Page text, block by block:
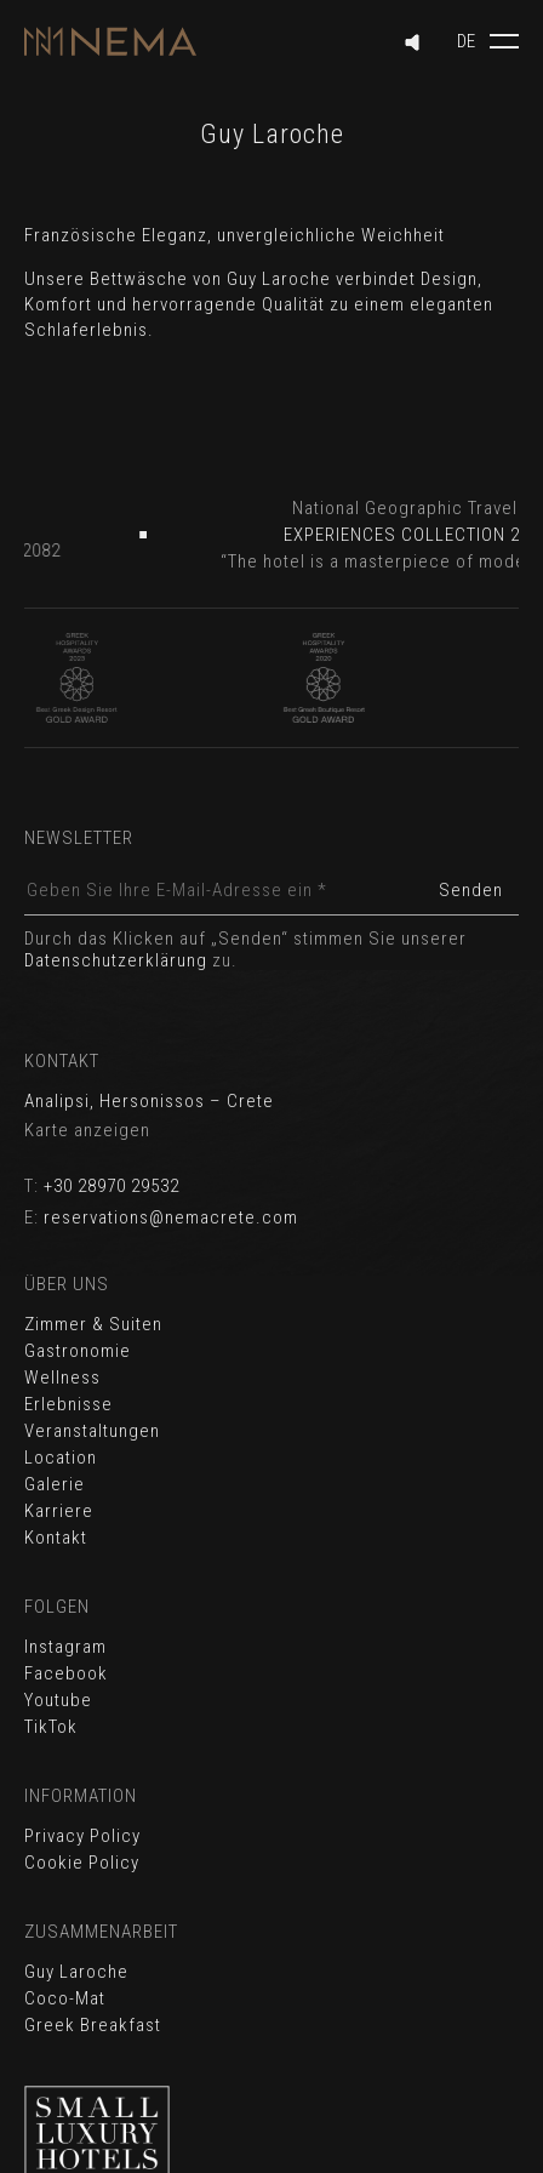
KONTAKT
VERANSTALTUNGEN
GALERIE
Guy Laroche
Französische Eleganz, unvergleichliche Weichheit
Unsere Bettwäsche von Guy Laroche verbindet Design,
Komfort und hervorragende Qualität zu einem eleganten
Schlaferlebnis.
- 2082
National Geographic
EXPERIENCES COLLECTION
“The hotel is a masterpiece of
KONTAKT
Analipsi, Hersonissos – Crete
Karte anzeigen
T: +30 28970 29532
E: reservations@nemacrete.com
ÜBER UNS
Zimmer & Suiten
Gastronomie
Wellness
Erlebnisse
Veranstaltungen
Location
Galerie
Karriere
Kontakt
FOLGEN
Instagram
Facebook
Youtube
TikTok
INFORMATION
Privacy Policy
Cookie Policy
ZUSAMMENARBEIT
Guy Laroche
Coco-Mat
Greek Breakfast
NEWSLETTER
Durch das Klicken auf „Senden“ stimmen Sie unserer
Datenschutzerklärung zu.